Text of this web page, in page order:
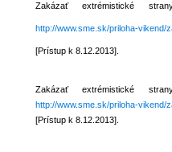
Zakázať extrémistické
http://www.sme.sk/priloha-vikend/
[Prístup k
Zakázať extrémistické
http://www.sme.sk/priloha-vikend/
[Prístup k